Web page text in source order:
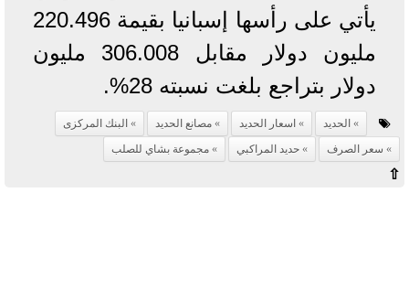
يأتي على رأسها إسبانيا بقيمة 220.496
مليون دولار مقابل 306.008 مليون
دولار بتراجع بلغت نسبته 28%.
الحديد اسعار الحديد مصانع الحديد
البنك المركزى
سعر الصرف
حديد المراكبي مجموعة بشاي للصلب
⇧